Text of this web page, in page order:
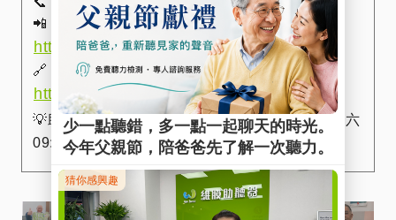
📲 預約流程介紹 →
https://www.wehear.tw/the-service-flow
🔗 加入 LINE 預約更方便 →
https://lin.ee/QNYr2QZ
💡助聽器補助專線 ▶︎0800-580-731(週一至周六
09:00~12:00 13:30~18:00)